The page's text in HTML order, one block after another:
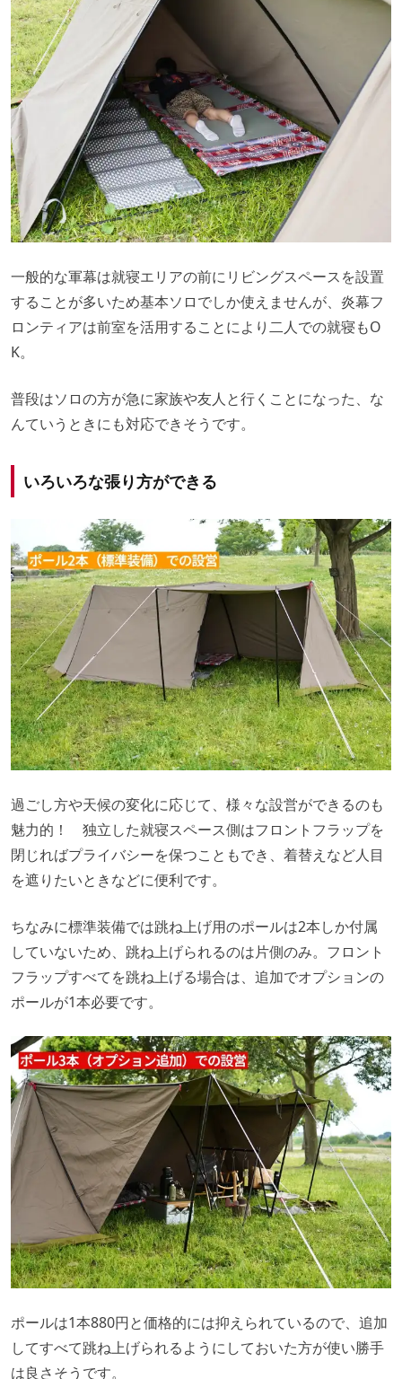
一般的な軍幕は就寝エリアの前にリビングスペースを設置
することが多いため基本ソロでしか使えませんが、炎幕フ
ロンティアは前室を活用することにより二人での就寝もO
K。
普段はソロの方が急に家族や友人と行くことになった、な
んていうときにも対応できそうです。
いろいろな張り方ができる
過ごし方や天候の変化に応じて、様々な設営ができるのも
魅力的！ 独立した就寝スペース側はフロントフラップを
閉じればプライバシーを保つこともでき、着替えなど人目
を遮りたいときなどに便利です。
ちなみに標準装備では跳ね上げ用のポールは2本しか付属
していないため、跳ね上げられるのは片側のみ。フロント
フラップすべてを跳ね上げる場合は、追加でオプションの
ポールが1本必要です。
ポールは1本880円と価格的には抑えられているので、追加
してすべて跳ね上げられるようにしておいた方が使い勝手
は良さそうです。